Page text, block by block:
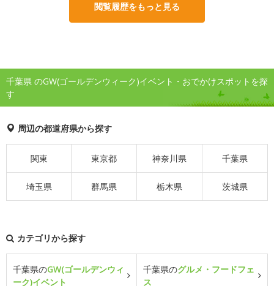
閲覧履歴をもっと見る
千葉県 のGW(ゴールデンウィーク)イベント・おでかけスポットを探
す
周辺の都道府県から探す
関東 東京都 神奈川県 千葉県
埼玉県 群馬県 栃木県 茨城県
カテゴリから探す
千葉県のGW(ゴールデンウィ
ーク)イベント
千葉県のグルメ・フードフェ
ス